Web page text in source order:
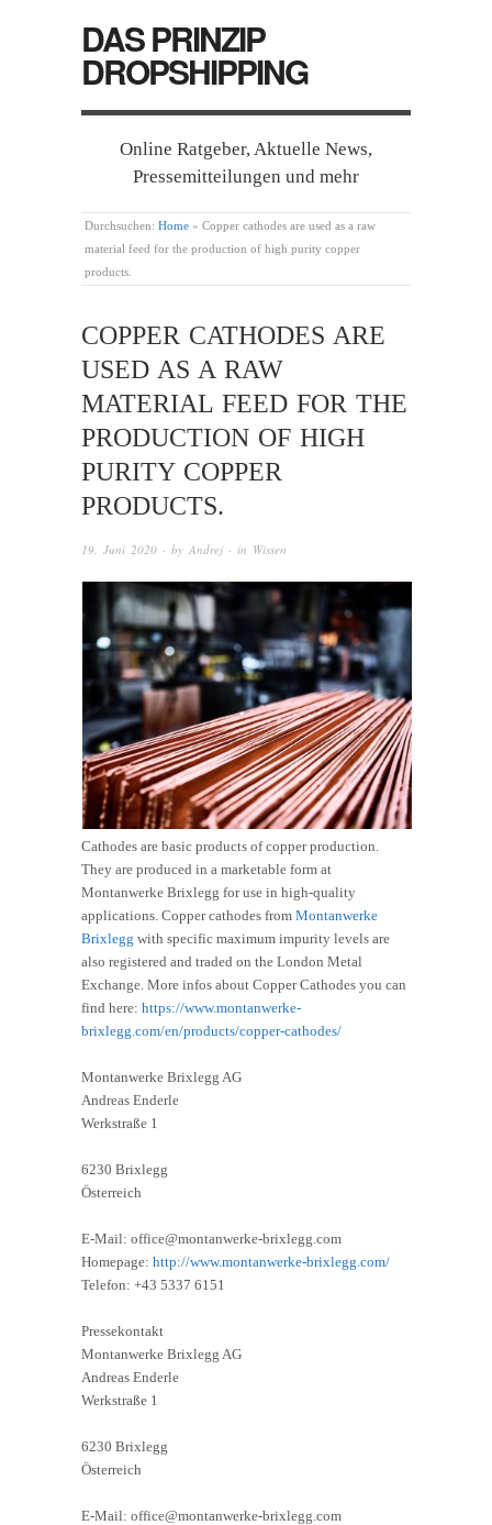
DAS PRINZIP
DROPSHIPPING
Online Ratgeber, Aktuelle News,
Pressemitteilungen und mehr
Durchsuchen: Home » Copper cathodes are used as a raw
material feed for the production of high purity copper
products.
COPPER CATHODES ARE
USED AS A RAW
MATERIAL FEED FOR THE
PRODUCTION OF HIGH
PURITY COPPER
PRODUCTS.
19. Juni 2020 · by Andrej · in Wissen
Cathodes are basic products of copper production.
They are produced in a marketable form at
Montanwerke Brixlegg for use in high-quality
applications. Copper cathodes from Montanwerke
Brixlegg with specific maximum impurity levels are
also registered and traded on the London Metal
Exchange. More infos about Copper Cathodes you can
find here: https://www.montanwerke-
brixlegg.com/en/products/copper-cathodes/
Montanwerke Brixlegg AG
Andreas Enderle
Werkstraße 1
6230 Brixlegg
Österreich
E-Mail: office@montanwerke-brixlegg.com
Homepage: http://www.montanwerke-brixlegg.com/
Telefon: +43 5337 6151
Pressekontakt
Montanwerke Brixlegg AG
Andreas Enderle
Werkstraße 1
6230 Brixlegg
Österreich
E-Mail: office@montanwerke-brixlegg.com